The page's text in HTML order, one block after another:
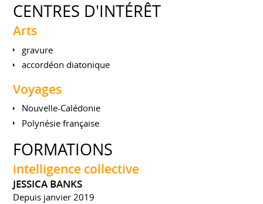
CENTRES D'INTÉRÊT
Arts
gravure
accordéon diatonique
Voyages
Nouvelle-Calédonie
Polynésie française
FORMATIONS
intelligence collective
JESSICA BANKS
Depuis janvier 2019